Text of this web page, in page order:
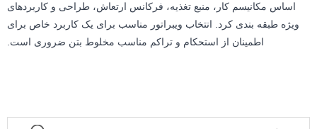
اساس مکانیسم کار، منبع تغذیه، فرکانس ارتعاش، طراحی و کاربردهای
ویژه طبقه بندی کرد. انتخاب ویبراتور مناسب برای یک کاربرد خاص برای
اطمینان از استحکام و تراکم مناسب مخلوط بتن ضروری است.